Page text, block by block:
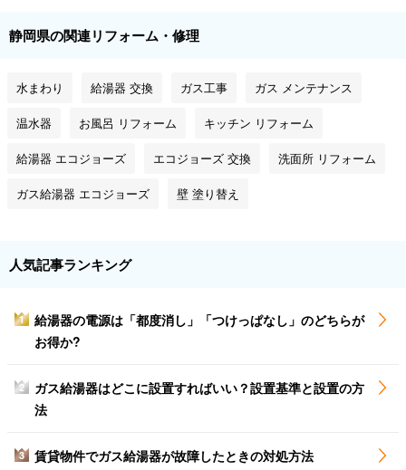
静岡県の関連リフォーム・修理
水まわり 給湯器 交換 ガス工事 ガス メンテナンス
温水器 お風呂 リフォーム キッチン リフォーム
給湯器 エコジョーズ エコジョーズ 交換 洗面所 リフォーム
ガス給湯器 エコジョーズ 壁 塗り替え
人気記事ランキング
1
給湯器の電源は「都度消し」「つけっぱなし」のどちらが
お得か?
2
ガス給湯器はどこに設置すればいい？設置基準と設置の方
法
3 賃貸物件でガス給湯器が故障したときの対処方法